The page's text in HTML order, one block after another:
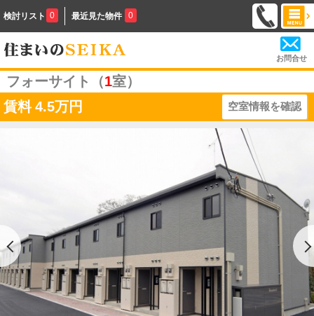
検討リスト 0 最近見た物件 0
お問合せ
フォーサイト（1室）
賃料 4.5万円 空室情報を確認